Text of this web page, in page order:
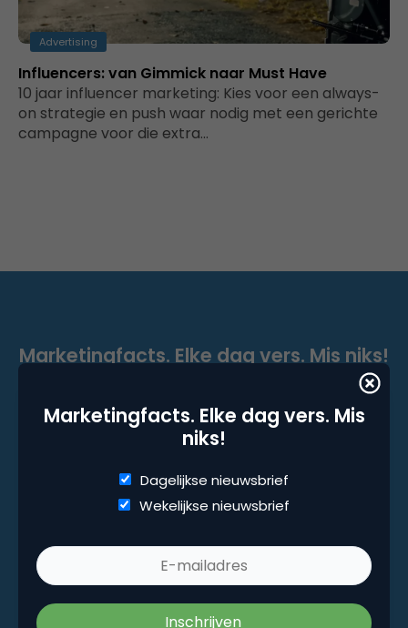
Advertising
Influencers: van Gimmick naar Must Have
10 jaar influencer marketing: Kies voor een always-
on strategie en push waar nodig met een gerichte
campagne voor die extra…
Marketingfacts. Elke dag vers. Mis
niks!
Dagelijkse nieuwsbrief
Wekelijkse nieuwsbrief
Marketingfacts. Elke dag vers. Mis niks!
Wekelijkse nieuwsbrief